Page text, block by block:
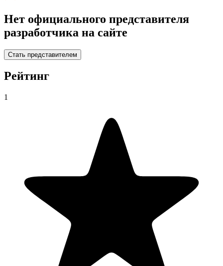
Нет официального представителя
разработчика на сайте
Стать представителем
Рейтинг
1